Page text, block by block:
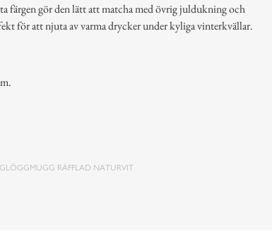
färgen gör den lätt att matcha med övrig juldukning och
för att njuta av varma drycker under kyliga vinterkvällar.
GLÖGGMUGG RÄFFLAD NATURVIT